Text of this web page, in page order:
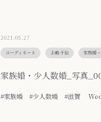
2021.05.27
コーディネート 上嶋 千絵 家族婚
家族婚・少人数婚_写真
#家族婚 #少人数婚 #滋賀